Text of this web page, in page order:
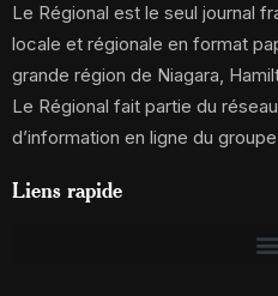
Le Régional est le seul journal
locale et régionale en format
grande région de Niagara,
Le Régional fait partie du
d’information en ligne du
Liens rapide